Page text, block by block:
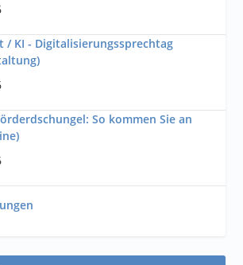
/ KI - Digitalisierungssprechtag
So kommen Sie an